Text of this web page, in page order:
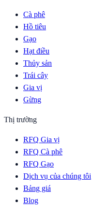
Cà phê
Hồ tiêu
Gạo
Hạt điều
Thủy sản
Trái cây
Gia vị
Gừng
Thị trường
RFQ Gia vị
RFQ Cà phê
RFQ Gạo
Dịch vụ của chúng tôi
Bảng giá
Blog